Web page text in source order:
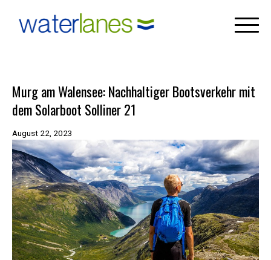
Murg am Walensee: Nachhaltiger Bootsverkehr mit
dem Solarboot Solliner 21
August 22, 2023
×